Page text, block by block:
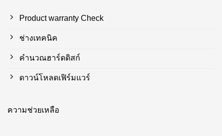
Product warranty Check
ช่างเทคนิค
คำนวณฮาร์ดดิสก์
ดาวน์โหลดเฟิร์มแวร์
ความช่วยเหลือ